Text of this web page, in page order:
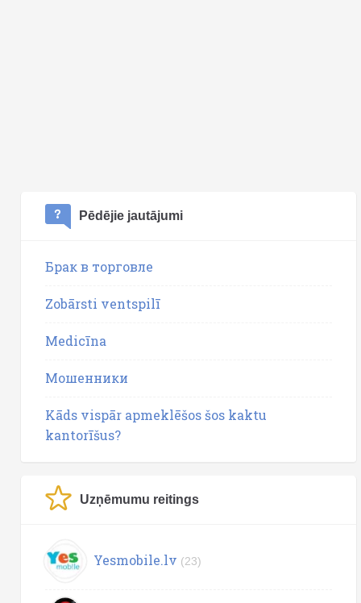
Pēdējie jautājumi
Брак в торговле
Zobārsti ventspilī
Medicīna
Мошенники
Kāds vispār apmeklēšos šos kaktu
kantorīšus?
Uzņēmumu reitings
Yesmobile.lv (23)